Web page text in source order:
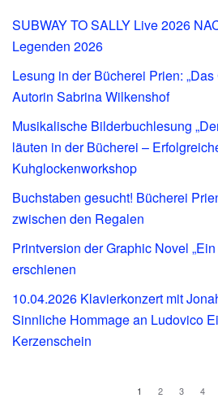
SUBWAY TO SALLY Live 2026
Legenden 2026
Lesung in der Bücherei Prien:
Autorin Sabrina Wilkenshof
Musikalische Bilderbuchlesung
läuten in der Bücherei –
Kuhglockenworkshop
Buchstaben gesucht! Bücherei
zwischen den Regalen
Printversion der Graphic Novel
erschienen
10.04.2026 Klavierkonzert mit
Sinnliche Hommage an Ludovico
Kerzenschein
1 2 3 4